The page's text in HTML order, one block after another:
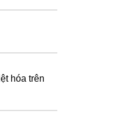
hóa trên